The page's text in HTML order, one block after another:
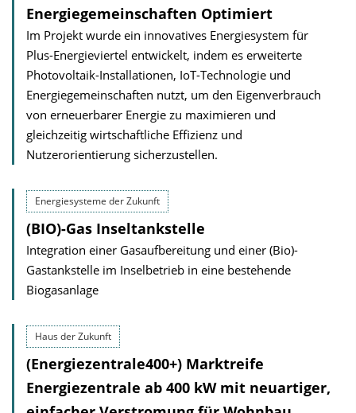
Energiegemeinschaften Optimiert
Im Projekt wurde ein innovatives Energiesystem für
Plus-Energieviertel entwickelt, indem es erweiterte
Photovoltaik-Installationen, IoT-Technologie und
Energiegemeinschaften nutzt, um den Eigenverbrauch
von erneuerbarer Energie zu maximieren und
gleichzeitig wirtschaftliche Effizienz und
Nutzerorientierung sicherzustellen.
Energiesysteme der Zukunft
(BIO)-Gas Inseltankstelle
Integration einer Gasaufbereitung und einer (Bio)-
Gastankstelle im Inselbetrieb in eine bestehende
Biogasanlage
Haus der Zukunft
(Energiezentrale400+) Marktreife
Energiezentrale ab 400 kW mit neuartiger,